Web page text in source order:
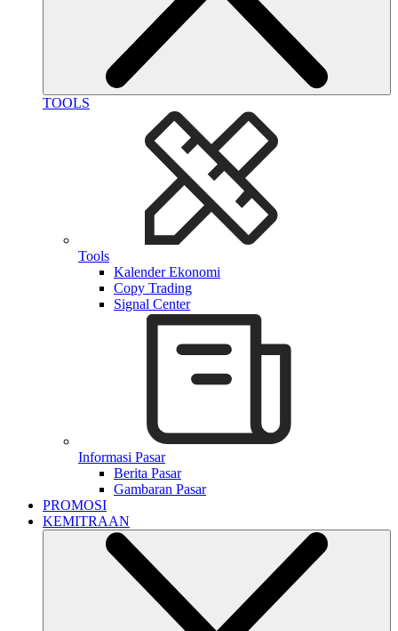
TOOLS
Tools
Kalender Ekonomi
Copy Trading
Signal Center
Informasi Pasar
Berita Pasar
Gambaran Pasar
PROMOSI
KEMITRAAN